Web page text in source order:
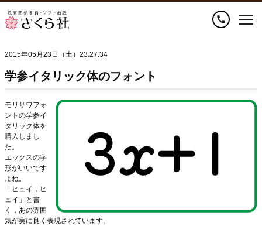
call
2015年05月23日（土）23:27:34
学参イタリック体のフォント
モリサワフォ
ントの学参イ
タリック体を
購入しまし
た。
エックスの字
形がいいです
よね。
「ヒュイ，ヒ
ュイ」と書
く，あの雰囲
気が実に良く表現されています。